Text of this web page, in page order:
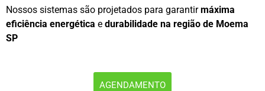
Nossos sistemas são projetados para garantirmáxima
eficiência energética e durabilidade na região de Moema
SP
AGENDAMENTO